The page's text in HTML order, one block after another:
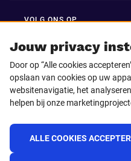
Jouw privacy
Door op “Alle cookies
opslaan van cookies op uw
websitenavigatie, het
helpen bij onze
ALLE COOKIES
VOLG ONS OP
Facebook
Instagram